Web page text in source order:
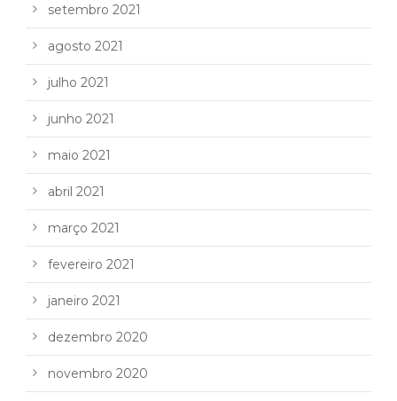
setembro 2021
agosto 2021
julho 2021
junho 2021
maio 2021
abril 2021
março 2021
fevereiro 2021
janeiro 2021
dezembro 2020
novembro 2020